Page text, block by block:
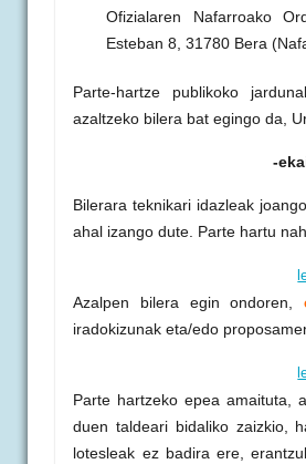
Ofizialaren Nafarroako
Esteban 8, 31780 Bera
Parte-hartze publikoko
azaltzeko bilera bat egingo da,
-
Bilerara teknikari idazleak
ahal izango dute. Parte hartu
Azalpen bilera egin ondoren,
iradokizunak eta/edo
Parte hartzeko epea amaituta,
duen taldeari bidaliko zaizkio,
lotesleak ez badira ere,